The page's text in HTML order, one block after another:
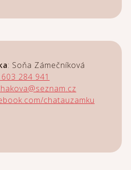
: Soňa Zámečníková
284 941
chatauzamku